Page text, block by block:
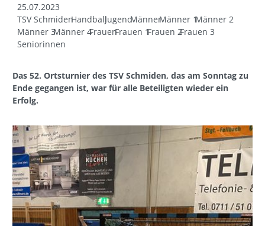
25.07.2023
TSV SchmidenHandballJugendMännerMänner 1Männer 2
Männer 3Männer 4FrauenFrauen 1Frauen 2Frauen 3
Seniorinnen
Das 52. Ortsturnier des TSV Schmiden, das am Sonntag zu
Ende gegangen ist, war für alle Beteiligten wieder ein
Erfolg.